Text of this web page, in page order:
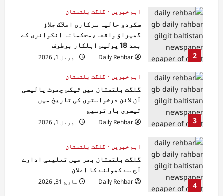
2
اہم خبریں
گلگت بلتستان
سکردو حالیہ سرکاری املاک جلاؤ
گھیراؤ واقعہ،محکمانہ انکوائری کے
بعد 18 پولیس اہلکار برطرف
Daily Rehbar
اپریل 1, 2026
3
اہم خبریں
گلگت بلتستان
گلگت بلتستان میں ٹیکس چھوٹ پالیسی
آن لائن درخواستوں کی تاریخ میں
تیسری بار توسیع
Daily Rehbar
اپریل 1, 2026
4
اہم خبریں
گلگت بلتستان
گلگت بلتستان بھر میں تعلیمی ادارے
آج سے کھولنے کا اعلان
Daily Rehbar
مارچ 31, 2026